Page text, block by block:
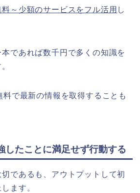
料～少額のサービスをフル活用 し
であれば数千円で多くの知識を
で最新の情報を取得することも
たことに満足せず行動する
であるも、アウトプットして初
ます。